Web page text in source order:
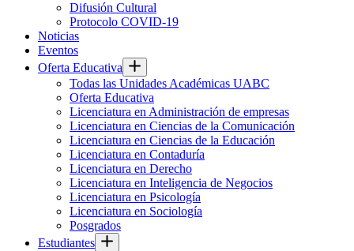
Difusión Cultural
Protocolo COVID-19
Noticias
Eventos
Oferta Educativa
Todas las Unidades Académicas UABC
Oferta Educativa
Licenciatura en Administración de empresas
Licenciatura en Ciencias de la Comunicación
Licenciatura en Ciencias de la Educación
Licenciatura en Contaduría
Licenciatura en Derecho
Licenciatura en Inteligencia de Negocios
Licenciatura en Psicología
Licenciatura en Sociología
Posgrados
Estudiantes